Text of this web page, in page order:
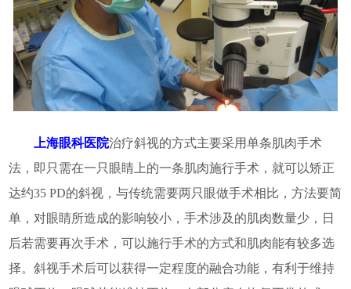
上海眼科医院治疗斜视的方式主要采用单条肌肉手术
法，即只需在一只眼睛上的一条肌肉施行手术，就可以矫正
达约35 PD的斜视，与传统需要两只眼做手术相比，方法要简
单，对眼睛所造成的影响较小，手术涉及的肌肉数量少，日
后若需要再次手术，可以施行手术的方式和肌肉能有较多选
择。斜视手术后可以获得一定程度的融合功能，有利于维持